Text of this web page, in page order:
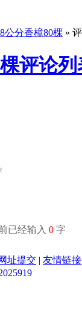
公分香樟80棵 »
评论列
已经输入 0 字
址提交 | 友情链接